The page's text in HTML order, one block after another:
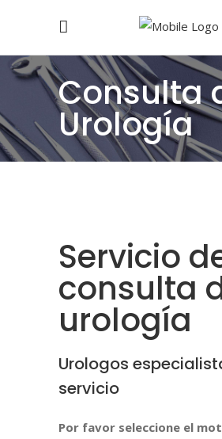
Consulta
Urología
Servicio
consulta
urología
Urologos
servicio
Por favor seleccione el